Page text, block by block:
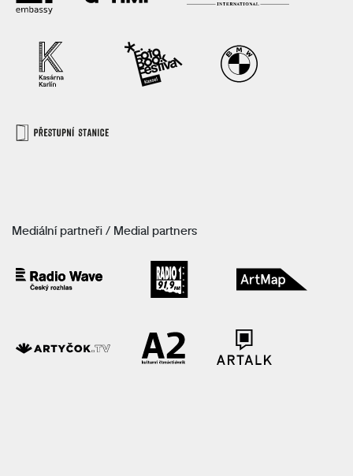
Mediální partneři / Medial partners